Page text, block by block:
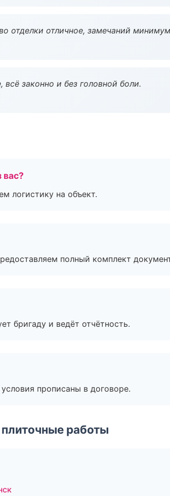
отделки отличное, замечаний
законно и без головной боли.
логистику на объект.
полный комплект
бригаду и ведёт отчётность.
прописаны в договоре.
работы